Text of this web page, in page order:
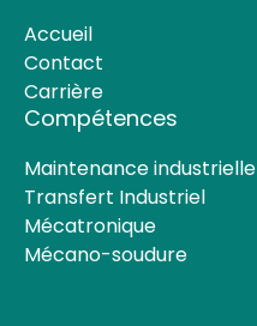
Accueil
Contact
Carrière
Compétences
Maintenance industrielle
Transfert Industriel
Mécatronique
Mécano-soudure